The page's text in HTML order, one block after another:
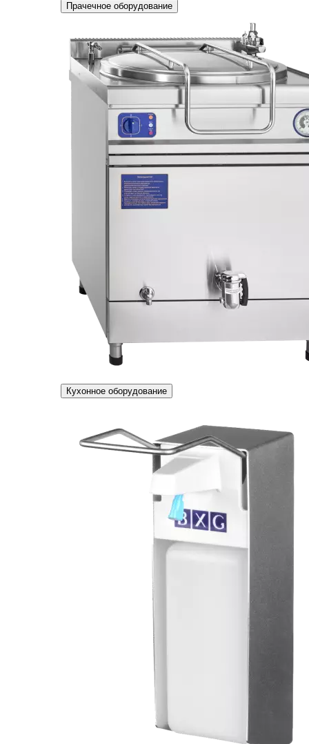
Прачечное оборудование
Кухонное оборудование